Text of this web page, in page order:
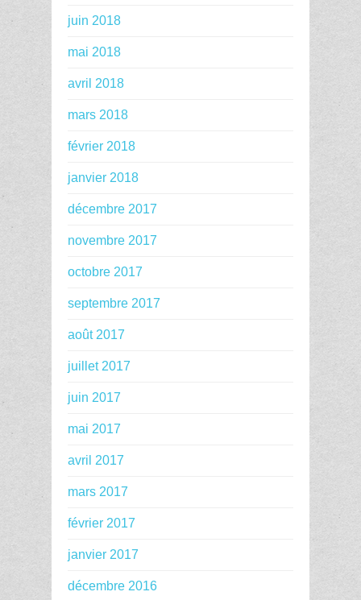
juin 2018
mai 2018
avril 2018
mars 2018
février 2018
janvier 2018
décembre 2017
novembre 2017
octobre 2017
septembre 2017
août 2017
juillet 2017
juin 2017
mai 2017
avril 2017
mars 2017
février 2017
janvier 2017
décembre 2016